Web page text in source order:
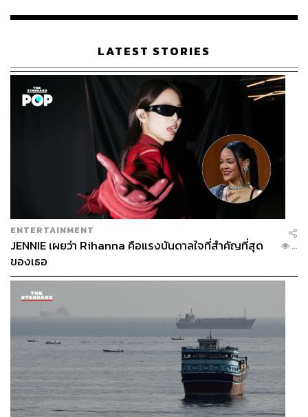
เรือนไทยที่ถูกซุกไว้
LATEST STORIES
ENTERTAINMENT
JENNIE เผยว่า Rihanna คือแรงบันดาลใจที่สำคัญที่สุด
ของเธอ
...